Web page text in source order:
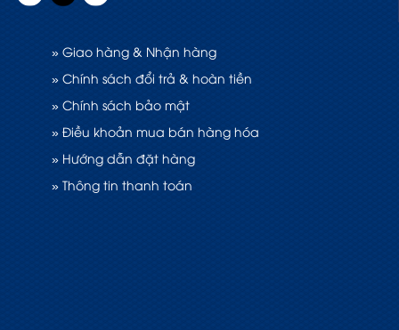
» Giao hàng & Nhận hàng
» Chính sách đổi trả & hoàn tiền
» Chính sách bảo mật
» Điều khoản mua bán hàng hóa
» Hướng dẫn đặt hàng
» Thông tin thanh toán